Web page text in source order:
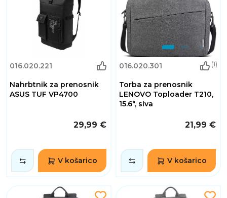
016.020.221
Nahrbtnik za prenosnik
ASUS TUF VP4700
29,99 €
V košarico
016.020.301 (1)
Torba za prenosnik
LENOVO Toploader T210,
15.6", siva
21,99 €
V košarico